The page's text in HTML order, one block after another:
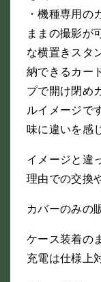
・機種専用の
ままの撮影が
な横置きスタ
納できるカー
プで開け閉め
ルイメージで
味に違いを感
イメージと違
理由での交換
カバーのみの
ケース装着の
充電は仕様上